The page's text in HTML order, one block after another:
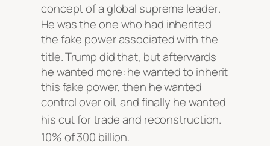
concept of a global supreme leader.
He was the one who had inherited
the fake power associated with the
title. Trump did that, but afterwards
he wanted more: he wanted to inherit
this fake power, then he wanted
control over oil, and finally he wanted
his cut for trade and reconstruction.
10% of 300 billion.